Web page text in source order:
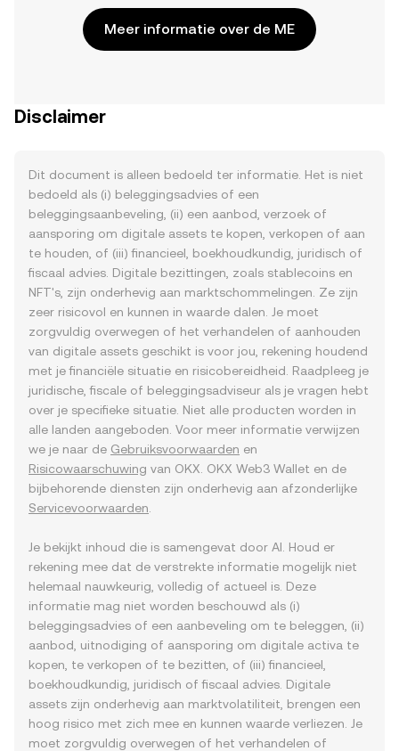
Meer informatie over de ME
Disclaimer
Dit document is alleen bedoeld ter informatie. Het is niet
bedoeld als (i) beleggingsadvies of een
beleggingsaanbeveling, (ii) een aanbod, verzoek of
aansporing om digitale assets te kopen, verkopen of aan
te houden, of (iii) financieel, boekhoudkundig, juridisch of
fiscaal advies. Digitale bezittingen, zoals stablecoins en
NFT's, zijn onderhevig aan marktschommelingen. Ze zijn
zeer risicovol en kunnen in waarde dalen. Je moet
zorgvuldig overwegen of het verhandelen of aanhouden
van digitale assets geschikt is voor jou, rekening houdend
met je financiële situatie en risicobereidheid. Raadpleeg je
juridische, fiscale of beleggingsadviseur als je vragen hebt
over je specifieke situatie. Niet alle producten worden in
alle landen aangeboden. Voor meer informatie verwijzen
we je naar de Gebruiksvoorwaarden en
Risicowaarschuwing van OKX. OKX Web3 Wallet en de
bijbehorende diensten zijn onderhevig aan afzonderlijke
Servicevoorwaarden
Je bekijkt inhoud die is samengevat door AI. Houd er
rekening mee dat de verstrekte informatie mogelijk niet
helemaal nauwkeurig, volledig of actueel is. Deze
informatie mag niet worden beschouwd als (i)
beleggingsadvies of een aanbeveling om te beleggen, (ii)
aanbod, uitnodiging of aansporing om digitale activa te
kopen, te verkopen of te bezitten, of (iii) financieel,
boekhoudkundig, juridisch of fiscaal advies. Digitale
assets zijn onderhevig aan marktvolatiliteit, brengen een
hoog risico met zich mee en kunnen waarde verliezen. Je
moet zorgvuldig overwegen of het verhandelen of